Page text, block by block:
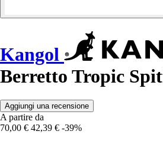
Kangol
Berretto Tropic
Aggiungi una recensione
A partire da
70,00 € 42,39 € -39%